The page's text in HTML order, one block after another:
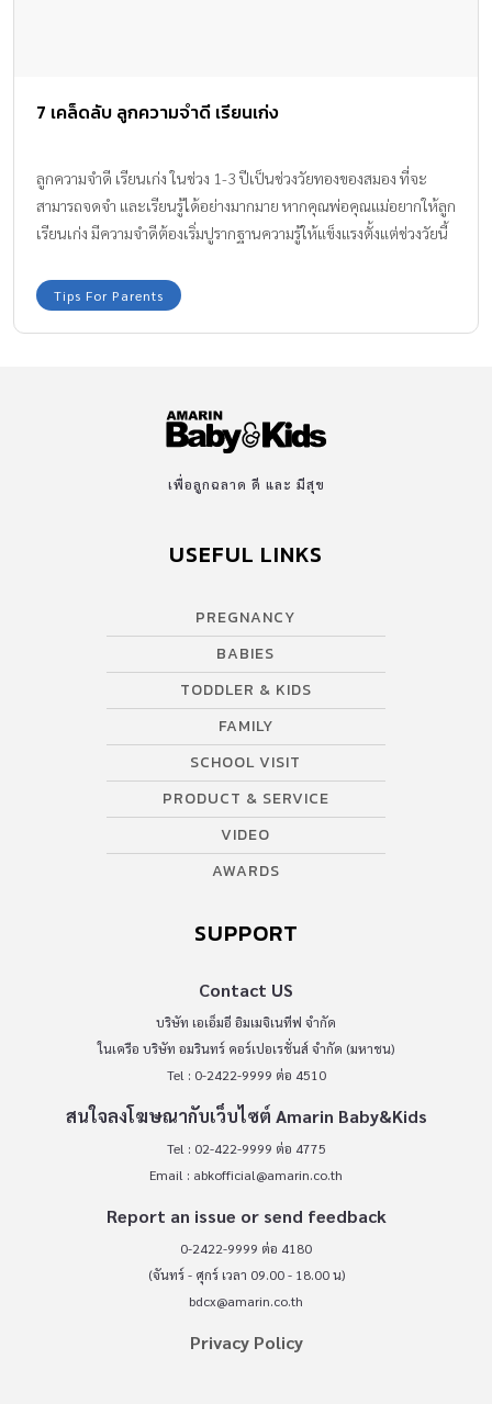
7 เคล็ดลับ ลูกความจำดี เรียนเก่ง
ลูกความจำดี เรียนเก่ง ในช่วง 1-3 ปีเป็นช่วงวัยทองของสมอง ที่จะ
สามารถจดจำ และเรียนรู้ได้อย่างมากมาย หากคุณพ่อคุณแม่อยากให้ลูก
เรียนเก่ง มีความจำดีต้องเริ่มปูรากฐานความรู้ให้แข็งแรงตั้งแต่ช่วงวัยนี้
มากฝากทุกครอบครัวให้ได้ทราบกันค่ะ
Tips For Parents
เพื่อลูกฉลาด ดี และ มีสุข
USEFUL LINKS
PREGNANCY
BABIES
TODDLER & KIDS
FAMILY
SCHOOL VISIT
PRODUCT & SERVICE
VIDEO
AWARDS
SUPPORT
Contact US
บริษัท เอเอ็มอี อิมเมจิเนทีฟ จำกัด
ในเครือ บริษัท อมรินทร์ คอร์เปอเรชั่นส์ จำกัด (มหาชน)
Tel : 0-2422-9999 ต่อ 4510
สนใจลงโฆษณากับเว็บไซต์ Amarin Baby&Kids
Tel : 02-422-9999 ต่อ 4775
Email : abkofficial@amarin.co.th
Report an issue or send feedback
0-2422-9999 ต่อ 4180
(จันทร์ - ศุกร์ เวลา 09.00 - 18.00 น)
bdcx@amarin.co.th
Privacy Policy